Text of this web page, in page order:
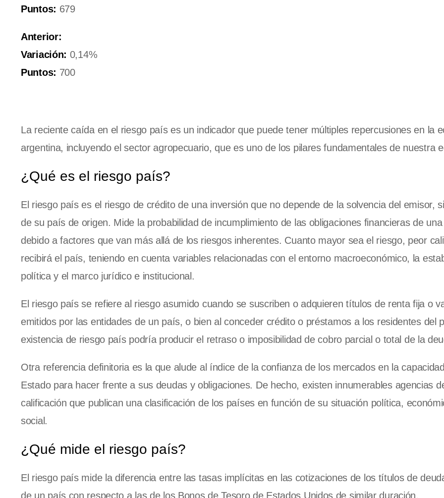
Puntos: 679
Anterior:
Variación: 0,14%
Puntos: 700
La reciente caída en el riesgo país es un indicador que puede tener múltiples repercusiones en la
argentina, incluyendo el sector agropecuario, que es uno de los pilares fundamentales de nuestra
¿Qué es el riesgo país?
El riesgo país es el riesgo de crédito de una inversión que no depende de la solvencia del emisor,
de su país de origen. Mide la probabilidad de incumplimiento de las obligaciones financieras de
debido a factores que van más allá de los riesgos inherentes. Cuanto mayor sea el riesgo, peor
recibirá el país, teniendo en cuenta variables relacionadas con el entorno macroeconómico, la
política y el marco jurídico e institucional.
El riesgo país se refiere al riesgo asumido cuando se suscriben o adquieren títulos de renta fija o
emitidos por las entidades de un país, o bien al conceder crédito o préstamos a los residentes del
existencia de riesgo país podría producir el retraso o imposibilidad de cobro parcial o total de la
Otra referencia definitoria es la que alude al índice de la confianza de los mercados en la
Estado para hacer frente a sus deudas y obligaciones. De hecho, existen innumerables agencias
calificación que publican una clasificación de los países en función de su situación política,
social.
¿Qué mide el riesgo país?
El riesgo país mide la diferencia entre las tasas implícitas en las cotizaciones de los títulos de
de un país con respecto a las de los Bonos de Tesoro de Estados Unidos de similar duración.